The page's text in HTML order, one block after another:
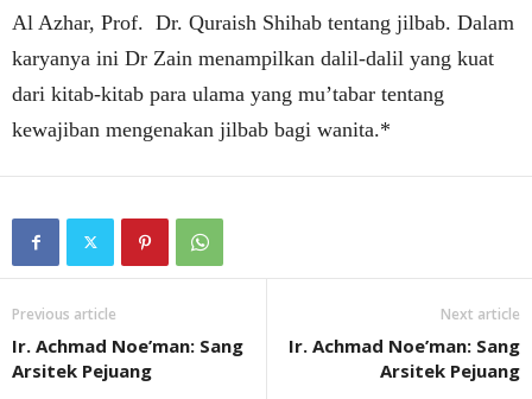
Al Azhar, Prof. Dr. Quraish Shihab tentang jilbab. Dalam
karyanya ini Dr Zain menampilkan dalil-dalil yang kuat
dari kitab-kitab para ulama yang mu’tabar tentang
kewajiban mengenakan jilbab bagi wanita.*
Previous article
Ir. Achmad Noe’man: Sang
Arsitek Pejuang
Next article
Ir. Achmad Noe’man: Sang
Arsitek Pejuang